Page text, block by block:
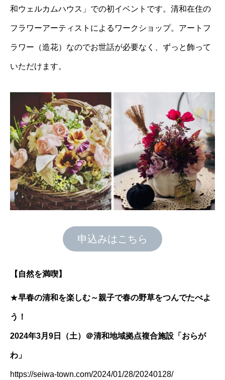
和ウェルカムハウス」での初イベントです。清和在住の
フラワーアーティストによるワークショップ。アートフ
ラワー（造花）なのでお世話が必要なく、ずっと飾って
いただけます。
申込みはこちら
【自然を満喫】
★早春の清和を楽しむ～親子で春の野草をつんでたべよ
う！
2024年3月9日（土）＠清和地域拠点複合施設「おらが
わ」
https://seiwa-town.com/2024/01/28/20240128/